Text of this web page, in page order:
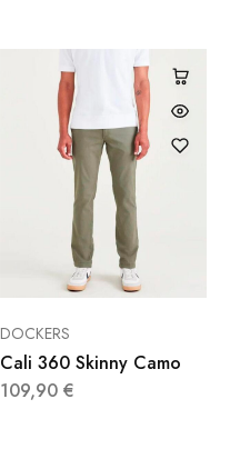
DOCKERS
Cali 360 Skinny Camo
109,90 €